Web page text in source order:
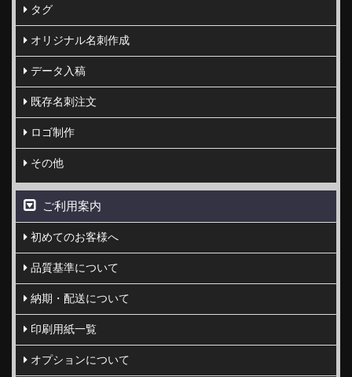
タグ
オリジナル名刺作成
データ入稿
既存名刺注文
ロゴ制作
その他
ご利用案内
初めてのお客様へ
品質基準について
納期・配送について
印刷用紙一覧
オプションについて